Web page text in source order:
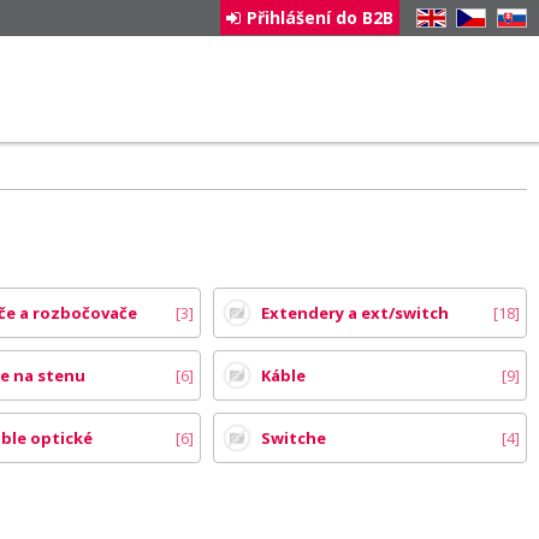
EN CZ SK
Přihlášení do B2B
a rozbočovače 3 Extendery a ext/switch 18
na stenu 6 Káble 9
optické 6 Switche 4